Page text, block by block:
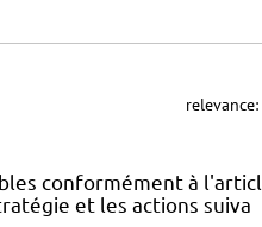
relevance:
conformément à
et les actions suiva